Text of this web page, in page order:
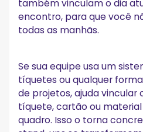
também vinculam o dia
encontro, para que você
todas as manhãs.
Se sua equipe usa um
tíquetes ou qualquer
de projetos, ajuda vincular
tíquete, cartão ou
quadro. Isso o torna